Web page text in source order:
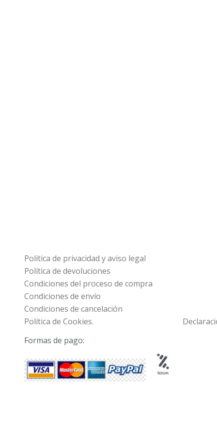
Política de privacidad y aviso legal
Política de devoluciones
Condiciones del proceso de compra
Condiciones de envío
Condiciones de cancelación
Política de Cookies.
Formas de pago: